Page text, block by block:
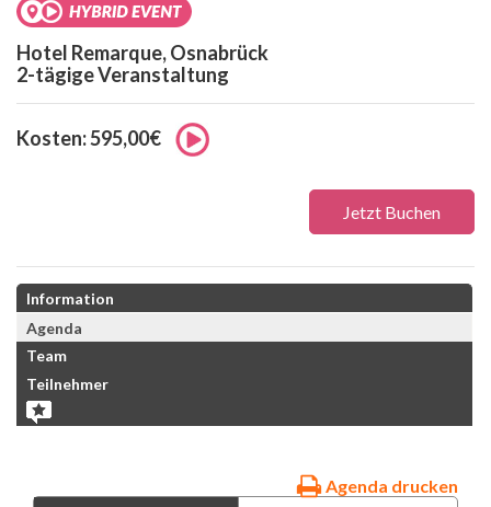
Hotel Remarque, Osnabrück
2-tägige Veranstaltung
Kosten: 595,00€
Jetzt Buchen
Information
Agenda
Team
Teilnehmer
Agenda drucken